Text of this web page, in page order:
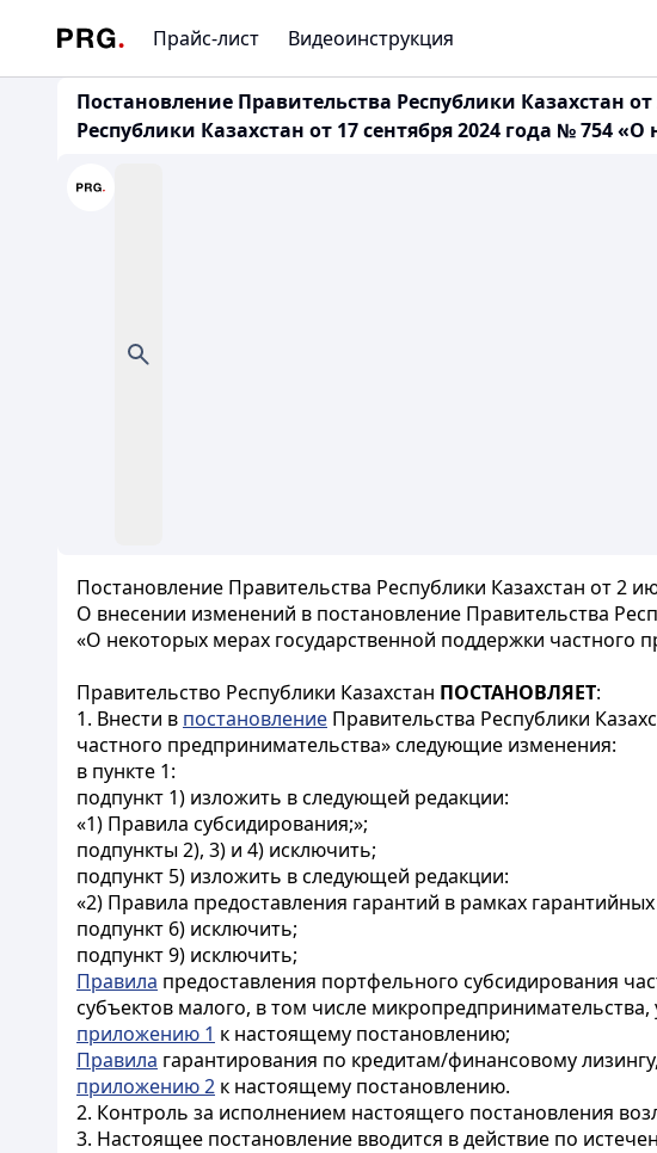
Прайс-лист Видеоинструкция
Постановление Правительства Республики Казахстан
Республики Казахстан от 17 сентября 2024 года № 754
Постановление Правительства Республики Казахстан от 2
О внесении изменений в постановление Правительства
«О некоторых мерах государственной поддержки частного
Правительство Республики Казахстан ПОСТАНОВЛЯЕТ:
1. Внести в постановление Правительства Республики
частного предпринимательства» следующие изменения:
в пункте 1:
подпункт 1) изложить в следующей редакции:
«1) Правила субсидирования;»;
подпункты 2), 3) и 4) исключить;
подпункт 5) изложить в следующей редакции:
«2) Правила предоставления гарантий в рамках
подпункт 6) исключить;
подпункт 9) исключить;
Правила предоставления портфельного субсидирования
субъектов малого, в том числе
приложению 1 к настоящему постановлению;
Правила гарантирования по кредитам/финансовому
приложению 2 к настоящему постановлению.
2. Контроль за исполнением настоящего постановления
3. Настоящее постановление вводится в действие по